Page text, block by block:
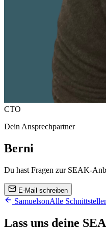
CTO
Dein Ansprechpartner
Berni
Du hast Fragen zur SEAK-
E-Mail schreiben
SamuelsonAlle
Lass uns deine